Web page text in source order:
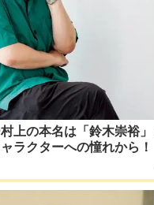
上の本名は「鈴木崇裕
ラクターへの憧れから！